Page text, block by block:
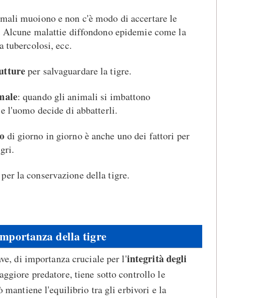
muoiono e non c'è modo di accertare le
malattie diffondono epidemie come la
tubercolosi, ecc.
per salvaguardare la tigre.
: quando gli animali si imbattono
l'uomo decide di abbatterli.
di giorno in giorno è anche uno dei fattori per
per la conservazione della tigre.
della tigre
di importanza cruciale per l'integrità degli
predatore, tiene sotto controllo le
mantiene l'equilibrio tra gli erbivori e la